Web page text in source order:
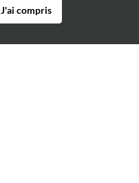
J'ai compris